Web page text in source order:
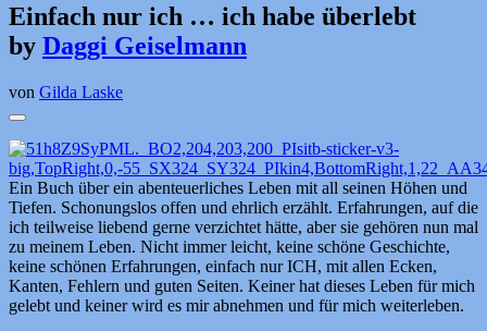
Einfach nur ich … ich habe überlebt
by Daggi Geiselmann
von Gilda Laske
Ein Buch über ein abenteuerliches Leben mit all seinen Höhen und
Tiefen. Schonungslos offen und ehrlich erzählt. Erfahrungen, auf die
ich teilweise liebend gerne verzichtet hätte, aber sie gehören nun mal
zu meinem Leben. Nicht immer leicht, keine schöne Geschichte,
keine schönen Erfahrungen, einfach nur ICH, mit allen Ecken,
Kanten, Fehlern und guten Seiten. Keiner hat dieses Leben für mich
gelebt und keiner wird es mir abnehmen und für mich weiterleben.